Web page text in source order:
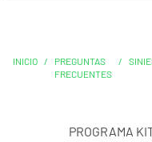
INICIO /
PREGUNTAS
FRECUENTES
/
PROGRAMA